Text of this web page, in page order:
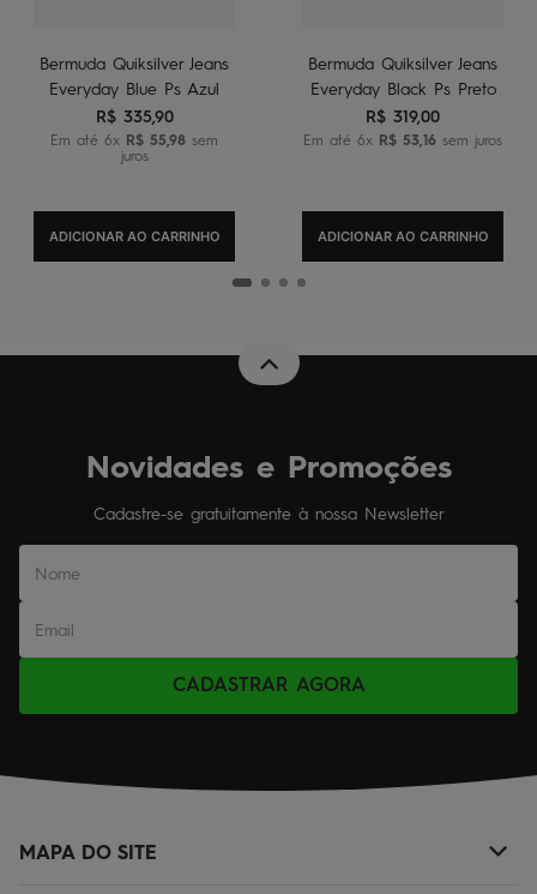
Bermuda Quiksilver Jeans
Everyday Blue Ps Azul
R$ 335,90
Em até 6x R$ 55 98 sem
juros
ADICIONAR AO CARRINHO
Bermuda Quiksilver Jeans
Everyday Black Ps Preto
R$ 319,00
Em até 6x R$ 53 16 sem juros
ADICIONAR AO CARRINHO
Novidades e Promoções
Cadastre-se gratuitamente à nossa Newsletter
CADASTRAR AGORA
MAPA DO SITE